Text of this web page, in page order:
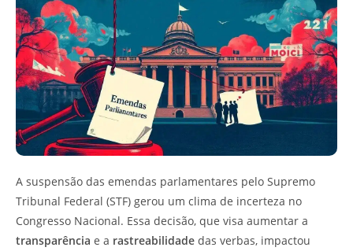
A suspensão das emendas parlamentares pelo Supremo
Tribunal Federal (STF) gerou um clima de incerteza no
Congresso Nacional. Essa decisão, que visa aumentar a
transparência e a rastreabilidade das verbas, impactou